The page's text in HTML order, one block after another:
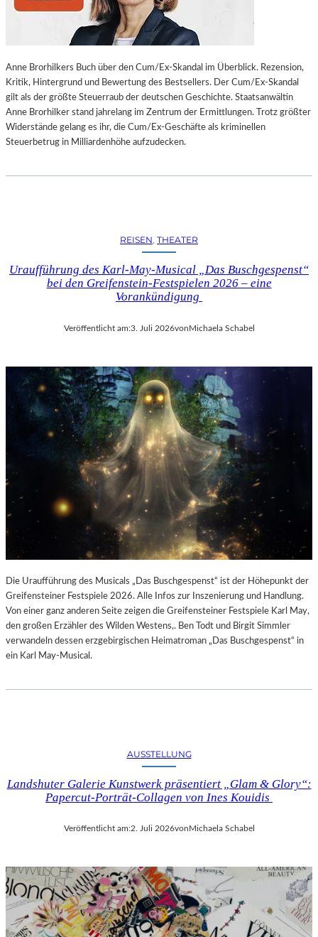
U
G
S
B
E
R
S
H
A
B
K
U
L
T
U
R
-
B
O
G
Anne Brorhilkers Buch über den Cum/Ex-Skandal im Überblick. Rezension,
Kritik, Hintergrund und Bewertung des Bestsellers. Der Cum/Ex-Skandal
gilt als der größte Steuerraub der deutschen Geschichte. Staatsanwältin
Anne Brorhilker stand jahrelang im Zentrum der Ermittlungen. Trotz größter
Widerstände gelang es ihr, die Cum/Ex-Geschäfte als kriminellen
Steuerbetrug in Milliardenhöhe aufzudecken.
REISEN, THEATER
Uraufführung des Karl-May-Musical „Das Buschgespenst“
bei den Greifenstein-Festspielen 2026 – eine
Vorankündigung
Veröffentlicht am:3. Juli 2026vonMichaela Schabel
Die Uraufführung des Musicals „Das Buschgespenst“ ist der Höhepunkt der
Greifensteiner Festspiele 2026. Alle Infos zur Inszenierung und Handlung.
Von einer ganz anderen Seite zeigen die Greifensteiner Festspiele Karl May,
den großen Erzähler des Wilden Westens,. Ben Todt und Birgit Simmler
verwandeln dessen erzgebirgischen Heimatroman „Das Buschgespenst“ in
ein Karl May-Musical.
AUSSTELLUNG
Landshuter Galerie Kunstwerk präsentiert „Glam & Glory“:
Papercut-Porträt-Collagen von Ines Kouidis
Veröffentlicht am:2. Juli 2026vonMichaela Schabel